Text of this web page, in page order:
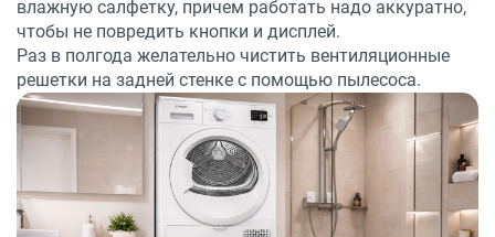
влажную салфетку, причем работать надо аккуратно,
чтобы не повредить кнопки и дисплей.
Раз в полгода желательно чистить вентиляционные
решетки на задней стенке с помощью пылесоса.